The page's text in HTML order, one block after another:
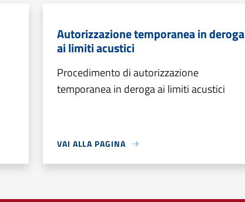
Autorizzazione temporanea in deroga
ai limiti acustici
Procedimento di autorizzazione
temporanea in deroga ai limiti acustici
VAI ALLA PAGINA